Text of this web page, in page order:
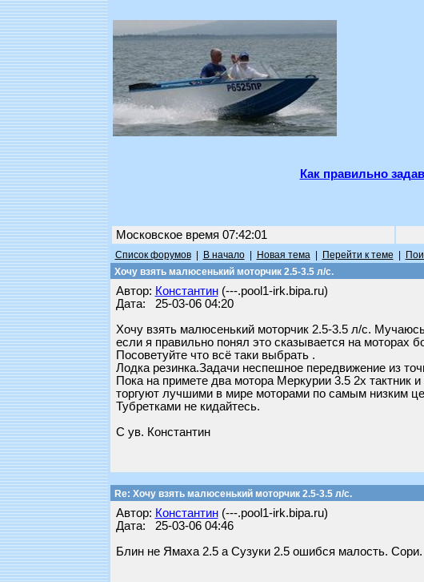
Как правильно
Московское время 07:42:01
Список форумов| В начало| Новая тема| Перейти к теме
Хочу взять малюсенький моторчик 2.5-3.5 л/с.
Автор: Константин(---.pool1-irk.bipa.ru)
Дата: 25-03-06 04:20
Хочу взять малюсенький моторчик 2.5-3.5 л/с.
если я правильно понял это сказывается на моторах
Посоветуйте что всё таки выбрать .
Лодка резинка.Задачи неспешное передвижение из
Пока на примете два мотора Меркурии 3.5 2х тактник
торгуют лучшими в мире моторами по самым низким
Тубретками не кидайтесь.
С ув. Константин
Re: Хочу взять малюсенький моторчик 2.5-3.5 л/с.
Автор: Константин(---.pool1-irk.bipa.ru)
Дата: 25-03-06 04:46
Блин не Ямаха 2.5 а Сузуки 2.5 ошибся малость. Сори.